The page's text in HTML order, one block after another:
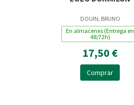
DOUIN, BRUNO
En almacenes (Entrega en
48/72h)
17,50 €
Comprar